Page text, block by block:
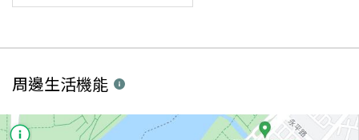
周邊生活機能